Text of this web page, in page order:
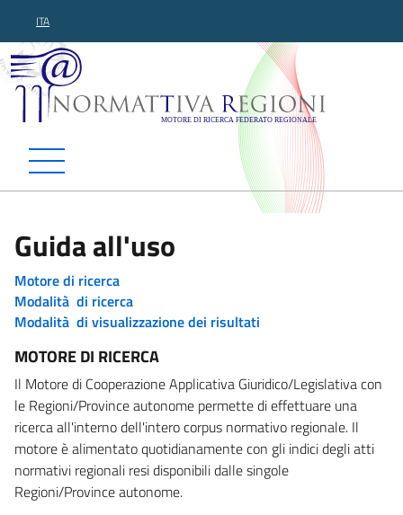
ITA
Normattiva Regioni -
Guida all'uso
Motore di ricerca
Modalità di ricerca
Modalità di visualizzazione dei risultati
MOTORE DI RICERCA
Il Motore di Cooperazione Applicativa Giuridico/Legislativa con
le Regioni/Province autonome permette di effettuare una
ricerca all'interno dell'intero corpus normativo regionale. Il
motore è alimentato quotidianamente con gli indici degli atti
normativi regionali resi disponibili dalle singole
Regioni/Province autonome.